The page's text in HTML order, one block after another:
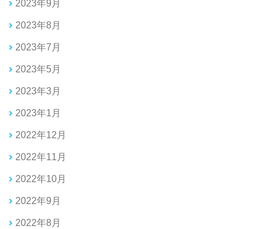
2023年9月
2023年8月
2023年7月
2023年5月
2023年3月
2023年1月
2022年12月
2022年11月
2022年10月
2022年9月
2022年8月